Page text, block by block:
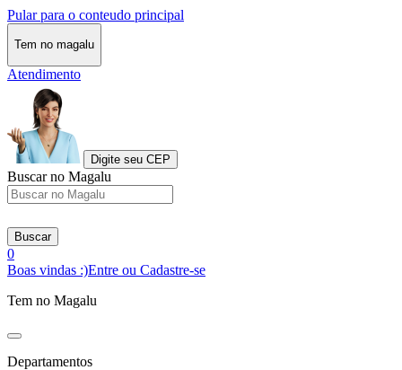
Pular para o conteudo principal
Tem no magalu
Atendimento
Digite seu CEP
Buscar no Magalu
Buscar
0
Boas vindas :)Entre ou Cadastre-se
Tem no Magalu
Departamentos